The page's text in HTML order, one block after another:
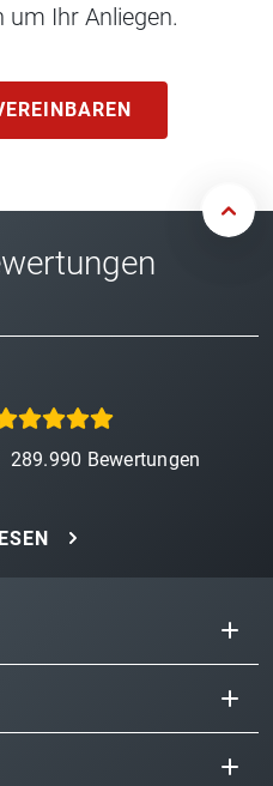
Ihr Anliegen.
289.990 Bewertungen